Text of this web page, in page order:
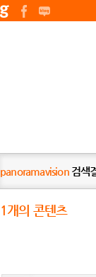
panoramavision검
1개의 콘텐츠